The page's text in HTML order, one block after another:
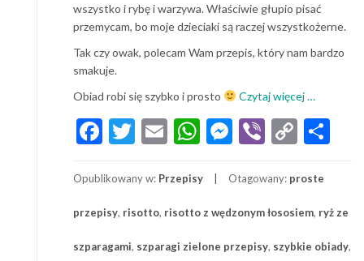
wszystko i rybę i warzywa. Właściwie głupio pisać
przemycam, bo moje dzieciaki są raczej wszystkożerne.
Tak czy owak, polecam Wam przepis, który nam bardzo
smakuje.
Obiad robi się szybko i prosto
Czytaj więcej
z
warzywami
wędzonym
…
Facebook
Twitter
EmailWhatsApp
Messenger
Viber
Copy
Opublikowany w: Przepisy Otagowany: proste
przepisy, risotto, risotto z wędzonym łososiem, ryż ze
szparagami, szparagi zielone przepisy, szybkie obiady,